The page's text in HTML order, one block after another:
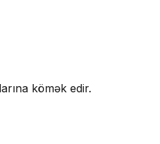
kömək edir.